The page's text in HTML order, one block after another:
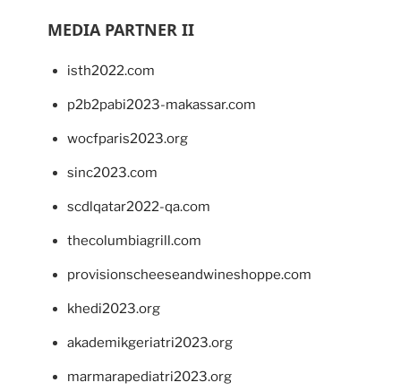
MEDIA PARTNER II
isth2022.com
p2b2pabi2023-makassar.com
wocfparis2023.org
sinc2023.com
scdlqatar2022-qa.com
thecolumbiagrill.com
provisionscheeseandwineshoppe.com
khedi2023.org
akademikgeriatri2023.org
marmarapediatri2023.org